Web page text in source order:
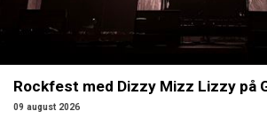
Rockfest med Dizzy Mizz Lizzy på
09 august 2026